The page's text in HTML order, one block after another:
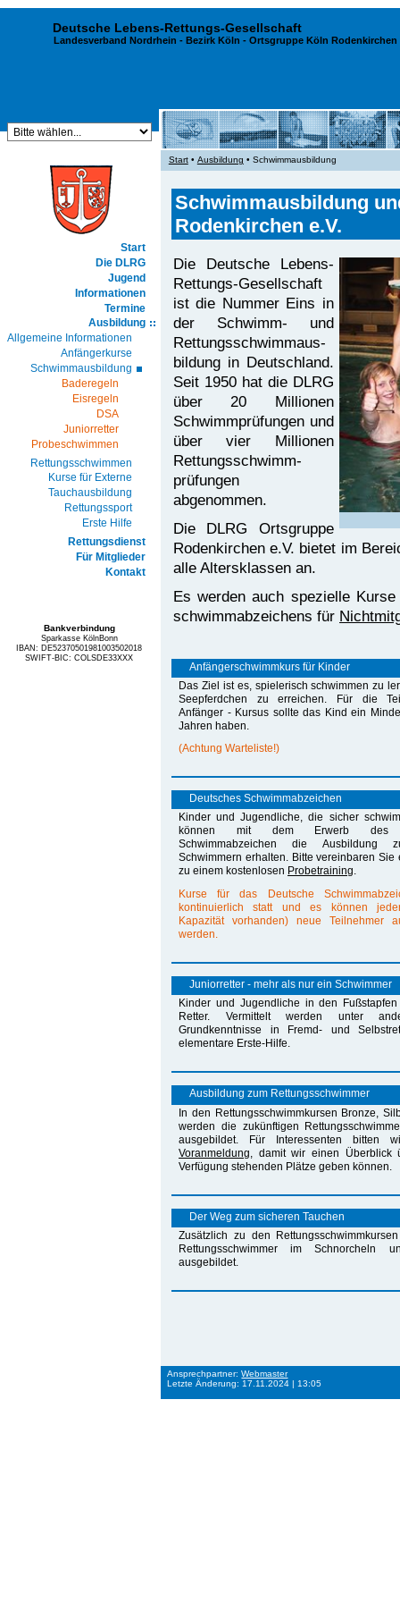
Deutsche Lebens-Rettungs-Gesellschaft
Landesverband Nordrhein - Bezirk Köln - Ortsgruppe Köln Rodenkirchen
Start
Die DLRG
Jugend
Informationen
Termine
Ausbildung
Allgemeine Informationen
Anfängerkurse
Schwimmausbildung
Baderegeln
Eisregeln
DSA
Juniorretter
Probeschwimmen
Rettungsschwimmen
Kurse für Externe
Tauchausbildung
Rettungssport
Erste Hilfe
Rettungsdienst
Für Mitglieder
Kontakt
Bankverbindung
Sparkasse KölnBonn
IBAN: DE52370501981003502018
SWIFT-BIC: COLSDE33XXX
Start• Ausbildung • Schwimmausbildung
Schwimmausbildung
Rodenkirchen e.V.
Die Deutsche Lebens-
Rettungs-Gesellschaft
ist die Nummer Eins in
der Schwimm- und
Rettungs­schwimm­aus­
bildung in Deutschland.
Seit 1950 hat die DLRG
über 20 Millionen
Schwimm­prüfungen und
über vier Millionen
Rettungs­schwimm­
prüfungen
abgenommen.
Die DLRG Ortsgruppe
Rodenkirchen e.V. bietet im
alle Altersklassen an.
Es werden auch spezielle
schwimm­abzeichens für
Anfängerschwimmkurs für Kinder
Das Ziel ist es, spielerisch schwimmen zu
Seepferdchen zu erreichen. Für die
Anfänger - Kursus sollte das Kind ein
Jahren haben.
(Achtung Warteliste!)
Deutsches Schwimmabzeichen
Kinder und Jugendliche, die sicher
können mit dem Erwerb des
Schwimmabzeichen die Ausbildung
Schwimmern erhalten. Bitte vereinbaren Sie
zu einem kostenlosen Probetraining.
Kurse für das Deutsche
kontinuierlich statt und es können
Kapazität vorhanden) neue Teilnehmer
werden.
Juniorretter - mehr als nur ein Schwimmer
Kinder und Jugendliche in den
Retter. Vermittelt werden unter
Grundkenntnisse in Fremd- und
elementare Erste-Hilfe.
Ausbildung zum Rettungsschwimmer
In den Rettungsschwimmkursen Bronze,
werden die zukünftigen
ausgebildet. Für Interessenten bitten
Voranmeldung , damit wir einen Überblick
Verfügung stehenden Plätze geben können.
Der Weg zum sicheren Tauchen
Zusätzlich zu den
Rettungsschwimmer im Schnorcheln
ausgebildet.
Ansprechpartner:Webmaster
Letzte Änderung: 17.11.2024 | 13:05